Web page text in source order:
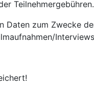
Teilnehmergebühren.
zum Zwecke